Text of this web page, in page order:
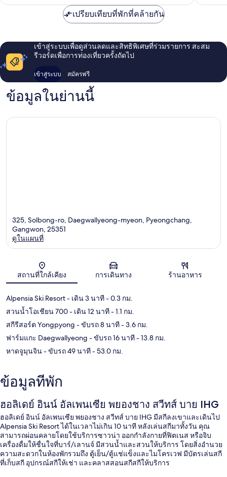
บาย
ยอง
เปรียบเทียบที่พักที่คล้ายกัน
เข้าสู่ระบบเพื่อดูส่วนลดและสิทธิพิเศษที่ร่วมรายการ สะสม
รีวอร์ดเพื่อการท่องเที่ยวครั้งถัดไป
เข้าสู่ระบบ สมัครฟรี
ข้อมูลในย่านนี้
แผนที่
325, Solbong-ro, Daegwallyeong-myeon, Pyeongchang,
Gangwon, 25351
ดูในแผนที่
สถานที่ใกล้เคียง การเดินทาง ร้านอาหาร
Alpensia Ski Resort- เดิน 3 นาที- 0.3 กม.
สวนน้ำโอเชียน 700- เดิน 12 นาที- 1.1 กม.
สกีรีสอร์ต Yongpyong - ขับรถ 8 นาที- 3.6 กม.
ฟาร์มแกะ Daegwallyeong - ขับรถ 16 นาที- 13.8 กม.
หาดจูมุนจิน- ขับรถ 49 นาที- 53.0 กม.
ข้อมูลที่พัก
ฮอลิเดย์ อินน์ อัลเพนเซีย พยองชาง สวีทส์ บาย IHG
ฮอลิเดย์ อินน์ อัลเพนเซีย พยองชาง สวีทส์ บาย IHG มีสกีลงเขาและเดินไป
Alpensia Ski Resort ได้ในเวลาไม่เกิน 10 นาที หลังเล่นสกีมาทั้งวัน คุณ
สามารถผ่อนคลายโดยใช้บริการซาวน่า ออกกำลังกายที่ฟิตเนส หรือจิบ
เครื่องดื่มให้ชื่นใจที่บาร์/เลานจ์ มีสวนน้ำและสวนให้บริการ โดยสิ่งอำนวย
ความสะดวกในห้องพักรวมถึง ตู้เย็น/ตู้แช่แข็งและไมโครเวฟ มีบัตรเล่นสกี
ที่เก็บสกี อุปกรณ์สกีให้เช่า และคลาสสอนสกีสกีให้บริการ